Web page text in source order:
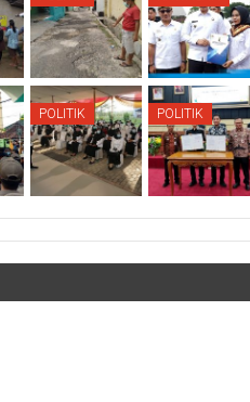
POLITIK POLITIK